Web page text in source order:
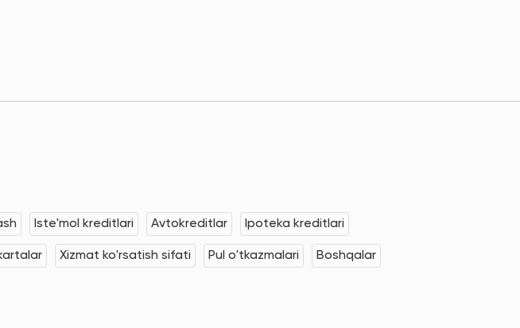
Iste'mol kreditlari Avtokreditlar Ipoteka kreditlari
Xizmat ko'rsatish sifati Pul o'tkazmalari Boshqalar